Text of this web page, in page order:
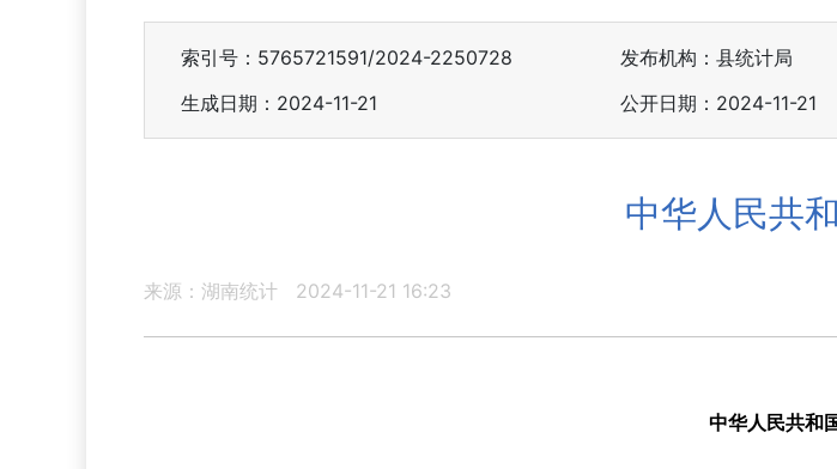
索引号：5765721591/2024-2250728 发布机构：县统计局
生成日期：2024-11-21
公开日期：2024-11-21
中华人民共
来源：湖南统计 2024-11-21 16:23
中华人民共和